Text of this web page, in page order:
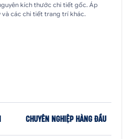
kích thước chi tiết gốc. Áp
và các chi tiết trang trí khác.
CHUYÊN NGHIỆP HÀNG ĐẦU